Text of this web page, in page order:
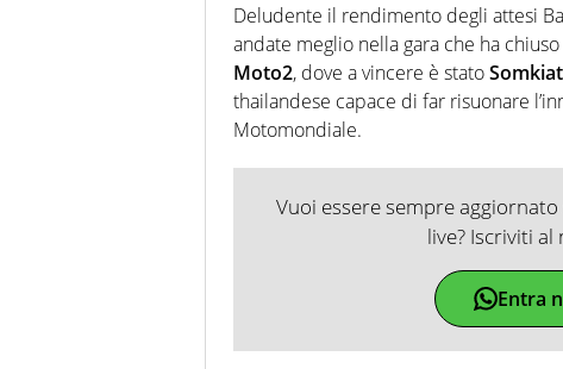
Deludente il rendimento degli attesi
andate meglio nella gara che ha
Moto2, dove a vincere è stato
thailandese capace di far risuonare
Motomondiale.
Vuoi essere sempre
live? Iscriviti
Entra